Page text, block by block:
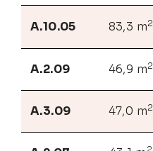
A.10.05 83,3 m2
A.2.09 46,9 m2
A.3.09 47,0 m2